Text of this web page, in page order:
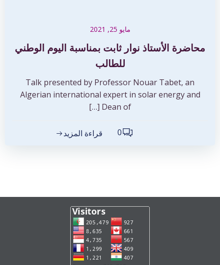
مايو 25, 2021
محاضرة الأستاذ نوار ثابت بمناسبة اليوم الوطني
للطالب
Talk presented by Professor Nouar Tabet, an
Algerian international expert in solar energy and
Dean of […]
0 قراءة المزيد